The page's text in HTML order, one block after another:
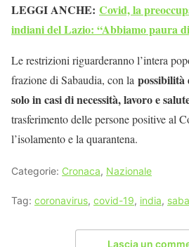
LEGGI ANCHE: Covid, la
indiani del Lazio: “Abbiamo paura
Le restrizioni riguarderanno l’intera
frazione di Sabaudia, con la possibilità
solo in casi di necessità, lavoro e
trasferimento delle persone positive al
l’isolamento e la quarantena.
Categorie: Cronaca, Nazionale
Tag: coronavirus, covid-19, india,
Lascia un